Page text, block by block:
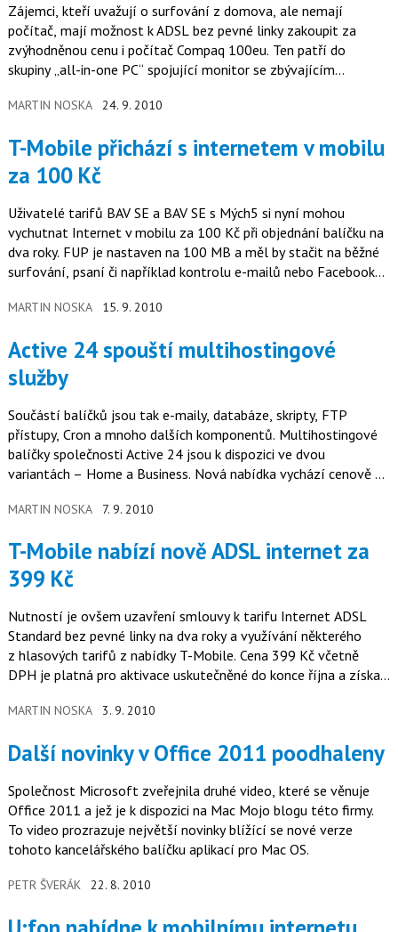
Zájemci, kteří uvažují o surfování z domova, ale nemají
počítač, mají možnost k ADSL bez pevné linky zakoupit za
zvýhodněnou cenu i počítač Compaq 100eu. Ten patří do
skupiny „all-in-one PC“ spojující monitor se zbývajícím
MARTIN NOSKA 24. 9. 2010
T-Mobile přichází s internetem v mobilu
za 100 Kč
Uživatelé tarifů BAV SE a BAV SE s Mých5 si nyní mohou
vychutnat Internet v mobilu za 100 Kč při objednání balíčku na
dva roky. FUP je nastaven na 100 MB a měl by stačit na běžné
surfování, psaní či například kontrolu e-mailů nebo Facebooku
MARTIN NOSKA 15. 9. 2010
Active 24 spouští multihostingové
služby
Součástí balíčků jsou tak e-maily, databáze, skripty, FTP
přístupy, Cron a mnoho dalších komponentů. Multihostingové
balíčky společnosti Active 24 jsou k dispozici ve dvou
variantách – Home a Business. Nová nabídka vychází cenově ze
MARTIN NOSKA 7. 9. 2010
T-Mobile nabízí nově ADSL internet za
399 Kč
Nutností je ovšem uzavření smlouvy k tarifu Internet ADSL
Standard bez pevné linky na dva roky a využívání některého
z hlasových tarifů z nabídky T-Mobile. Cena 399 Kč včetně
DPH je platná pro aktivace uskutečněné do konce října a získají
MARTIN NOSKA 3. 9. 2010
Další novinky v Office 2011 poodhaleny
Společnost Microsoft zveřejnila druhé video, které se věnuje
Office 2011 a jež je k dispozici na Mac Mojo blogu této firmy.
To video prozrazuje největší novinky blížící se nové verze
tohoto kancelářského balíčku aplikací pro Mac OS.
PETR ŠVERÁK 22. 8. 2010